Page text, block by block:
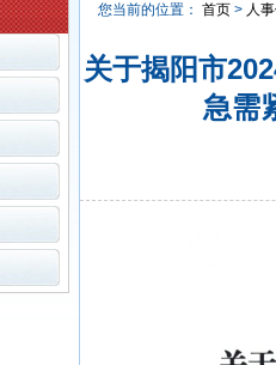
您当前的位置： 首页 > 人
关于揭阳市
急需